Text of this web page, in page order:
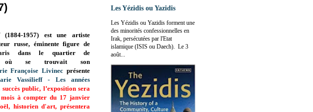
(1884-1957) est une artiste
russe, éminente figure de
dans le quartier de
où se trouvait son
Françoise Livinec présente
Vassilieff - Les années
succès public, l’exposition sera
à compter du 17 janvier
historien d'art, présentera
Les Yézidis ou Yazidis
Les Yézidis ou Yazidis forment une
des minorités confessionnelles en
Irak, persécutées par l'Etat
islamique (ISIS ou Daech). Le 3
août...